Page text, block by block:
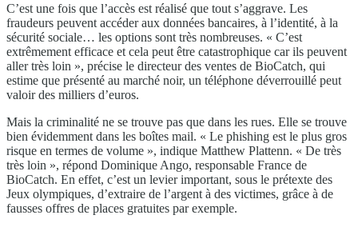
C’est une fois que l’accès est réalisé que tout s’aggrave. Les
fraudeurs peuvent accéder aux données bancaires, à l’identité, à la
sécurité sociale… les options sont très nombreuses. « C’est
extrêmement efficace et cela peut être catastrophique car ils peuvent
aller très loin », précise le directeur des ventes de BioCatch, qui
estime que présenté au marché noir, un téléphone déverrouillé peut
valoir des milliers d’euros.
Mais la criminalité ne se trouve pas que dans les rues. Elle se trouve
bien évidemment dans les boîtes mail. « Le phishing est le plus gros
risque en termes de volume », indique Matthew Plattenn. « De très
très loin », répond Dominique Ango, responsable France de
BioCatch. En effet, c’est un levier important, sous le prétexte des
Jeux olympiques, d’extraire de l’argent à des victimes, grâce à de
fausses offres de places gratuites par exemple.